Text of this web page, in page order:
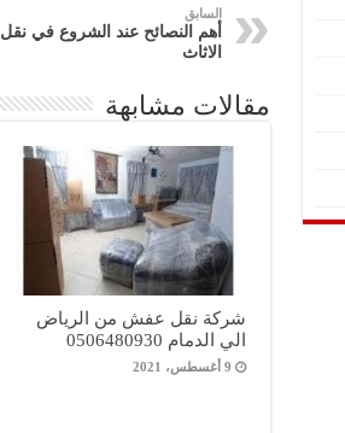
السابق
أهم النصائح عند الشروع في نقل
الاثاث
مقالات مشابهة
شركة نقل عفش من الرياض
الي الدمام 0506480930
9 أغسطس، 2021